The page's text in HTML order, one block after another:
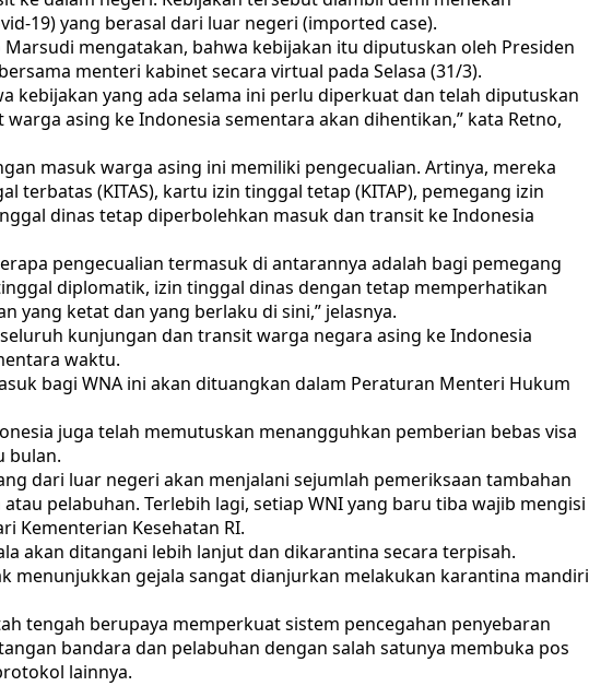
19) yang berasal dari luar negeri (imported case).
mengatakan, bahwa kebijakan itu diputuskan oleh Presiden
menteri kabinet secara virtual pada Selasa (31/3).
kebijakan yang ada selama ini perlu diperkuat dan telah diputuskan
asing ke Indonesia sementara akan dihentikan,” kata Retno,
masuk warga asing ini memiliki pengecualian. Artinya, mereka
terbatas (KITAS), kartu izin tinggal tetap (KITAP), pemegang izin
dinas tetap diperbolehkan masuk dan transit ke Indonesia
pengecualian termasuk di antarannya adalah bagi pemegang
tinggal diplomatik, izin tinggal dinas dengan tetap memperhatikan
yang ketat dan yang berlaku di sini,” jelasnya.
kunjungan dan transit warga negara asing ke Indonesia
waktu.
bagi WNA ini akan dituangkan dalam Peraturan Menteri Hukum
juga telah memutuskan menangguhkan pemberian bebas visa
bulan.
dari luar negeri akan menjalani sejumlah pemeriksaan tambahan
pelabuhan. Terlebih lagi, setiap WNI yang baru tiba wajib mengisi
Kementerian Kesehatan RI.
akan ditangani lebih lanjut dan dikarantina secara terpisah.
menunjukkan gejala sangat dianjurkan melakukan karantina mandiri
tengah berupaya memperkuat sistem pencegahan penyebaran
bandara dan pelabuhan dengan salah satunya membuka pos
lainnya.